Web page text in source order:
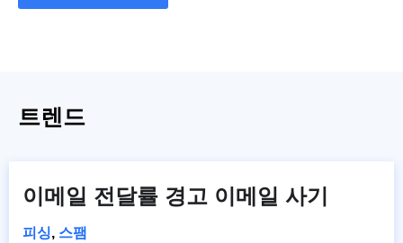
트렌드
이메일 전달률 경고 이메일 사기
피싱, 스팸